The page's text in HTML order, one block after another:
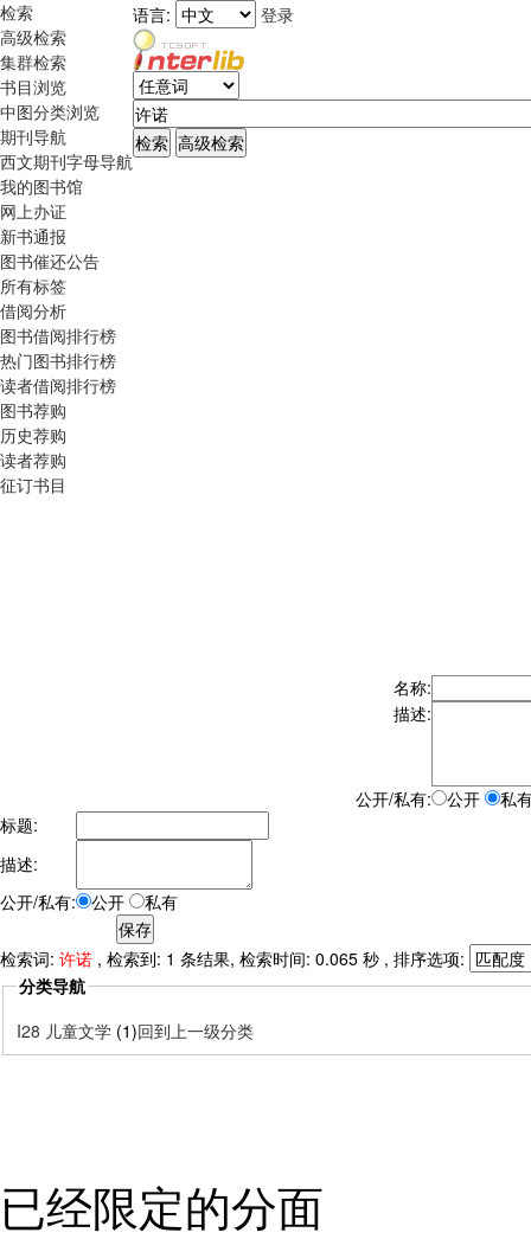
检索
高级检索
集群检索
书目浏览
中图分类浏览
期刊导航
西文期刊字母导航
我的图书馆
网上办证
新书通报
图书催还公告
所有标签
借阅分析
图书借阅排行榜
热门图书排行榜
读者借阅排行榜
图书荐购
历史荐购
读者荐购
征订书目
语言: 登录
名称:
描述:
公开/私有: 公开
私
标题:
描述:
公开/私有:
公开 私有
检索词: 许诺 , 检索到: 1 条结果, 检索时间: 0.065 秒 , 排序选项:
分类导航
I28 儿童文学 (1)回到上一级分类
已经限定的分面